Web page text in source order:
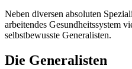
Neben diversen absoluten
arbeitendes Gesundheitssystem
selbstbewusste Generalisten.
Die Generalisten